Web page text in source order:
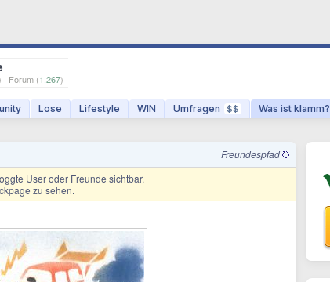
· Forum (1.267)
Lose Lifestyle WIN Umfragen $$ Was ist klamm?
Freundespfad
User oder Freunde sichtbar.
zu sehen.